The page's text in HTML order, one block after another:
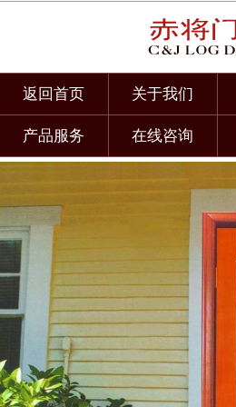
返回首页 关于我们
产品服务 在线咨询